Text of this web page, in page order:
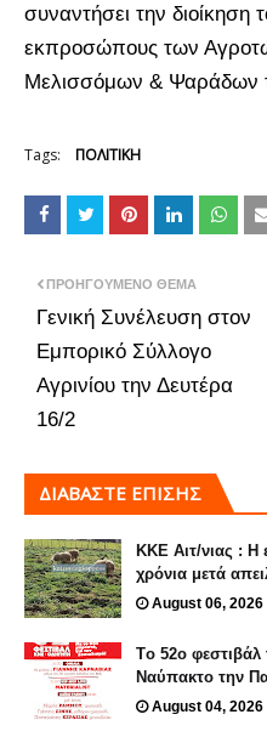
συναντήσει την διοίκηση
εκπροσώπους των
Μελισσόμων & Ψαράδων
Tags: ΠΟΛΙΤΙΚΗ
ΠΡΟΗΓΟΎΜΕΝΟ ΘΈΜΑ
Γενική Συνέλευση στον
Εμπορικό Σύλλογο
Αγρινίου την Δευτέρα
16/2
ΔΙΑΒΑΣΤΕ ΕΠΙΣΗΣ
ΚΚΕ Αιτ/νιας : Η
χρόνια μετά
August 06, 2026
Tο 52ο
Ναύπακτο την
August 04, 2026